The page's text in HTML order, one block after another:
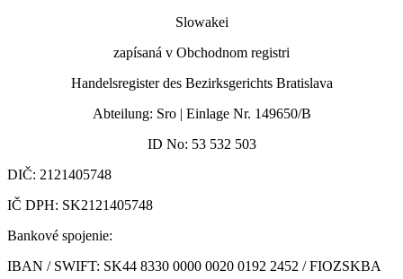
Slowakei
zapísaná v Obchodnom registri
Handelsregister des Bezirksgerichts Bratislava
Abteilung: Sro | Einlage Nr. 149650/B
ID No: 53 532 503
DIČ: 2121405748
IČ DPH: SK2121405748
Bankové spojenie:
IBAN / SWIFT: SK44 8330 0000 0020 0192 2452 /FIOZSKBA